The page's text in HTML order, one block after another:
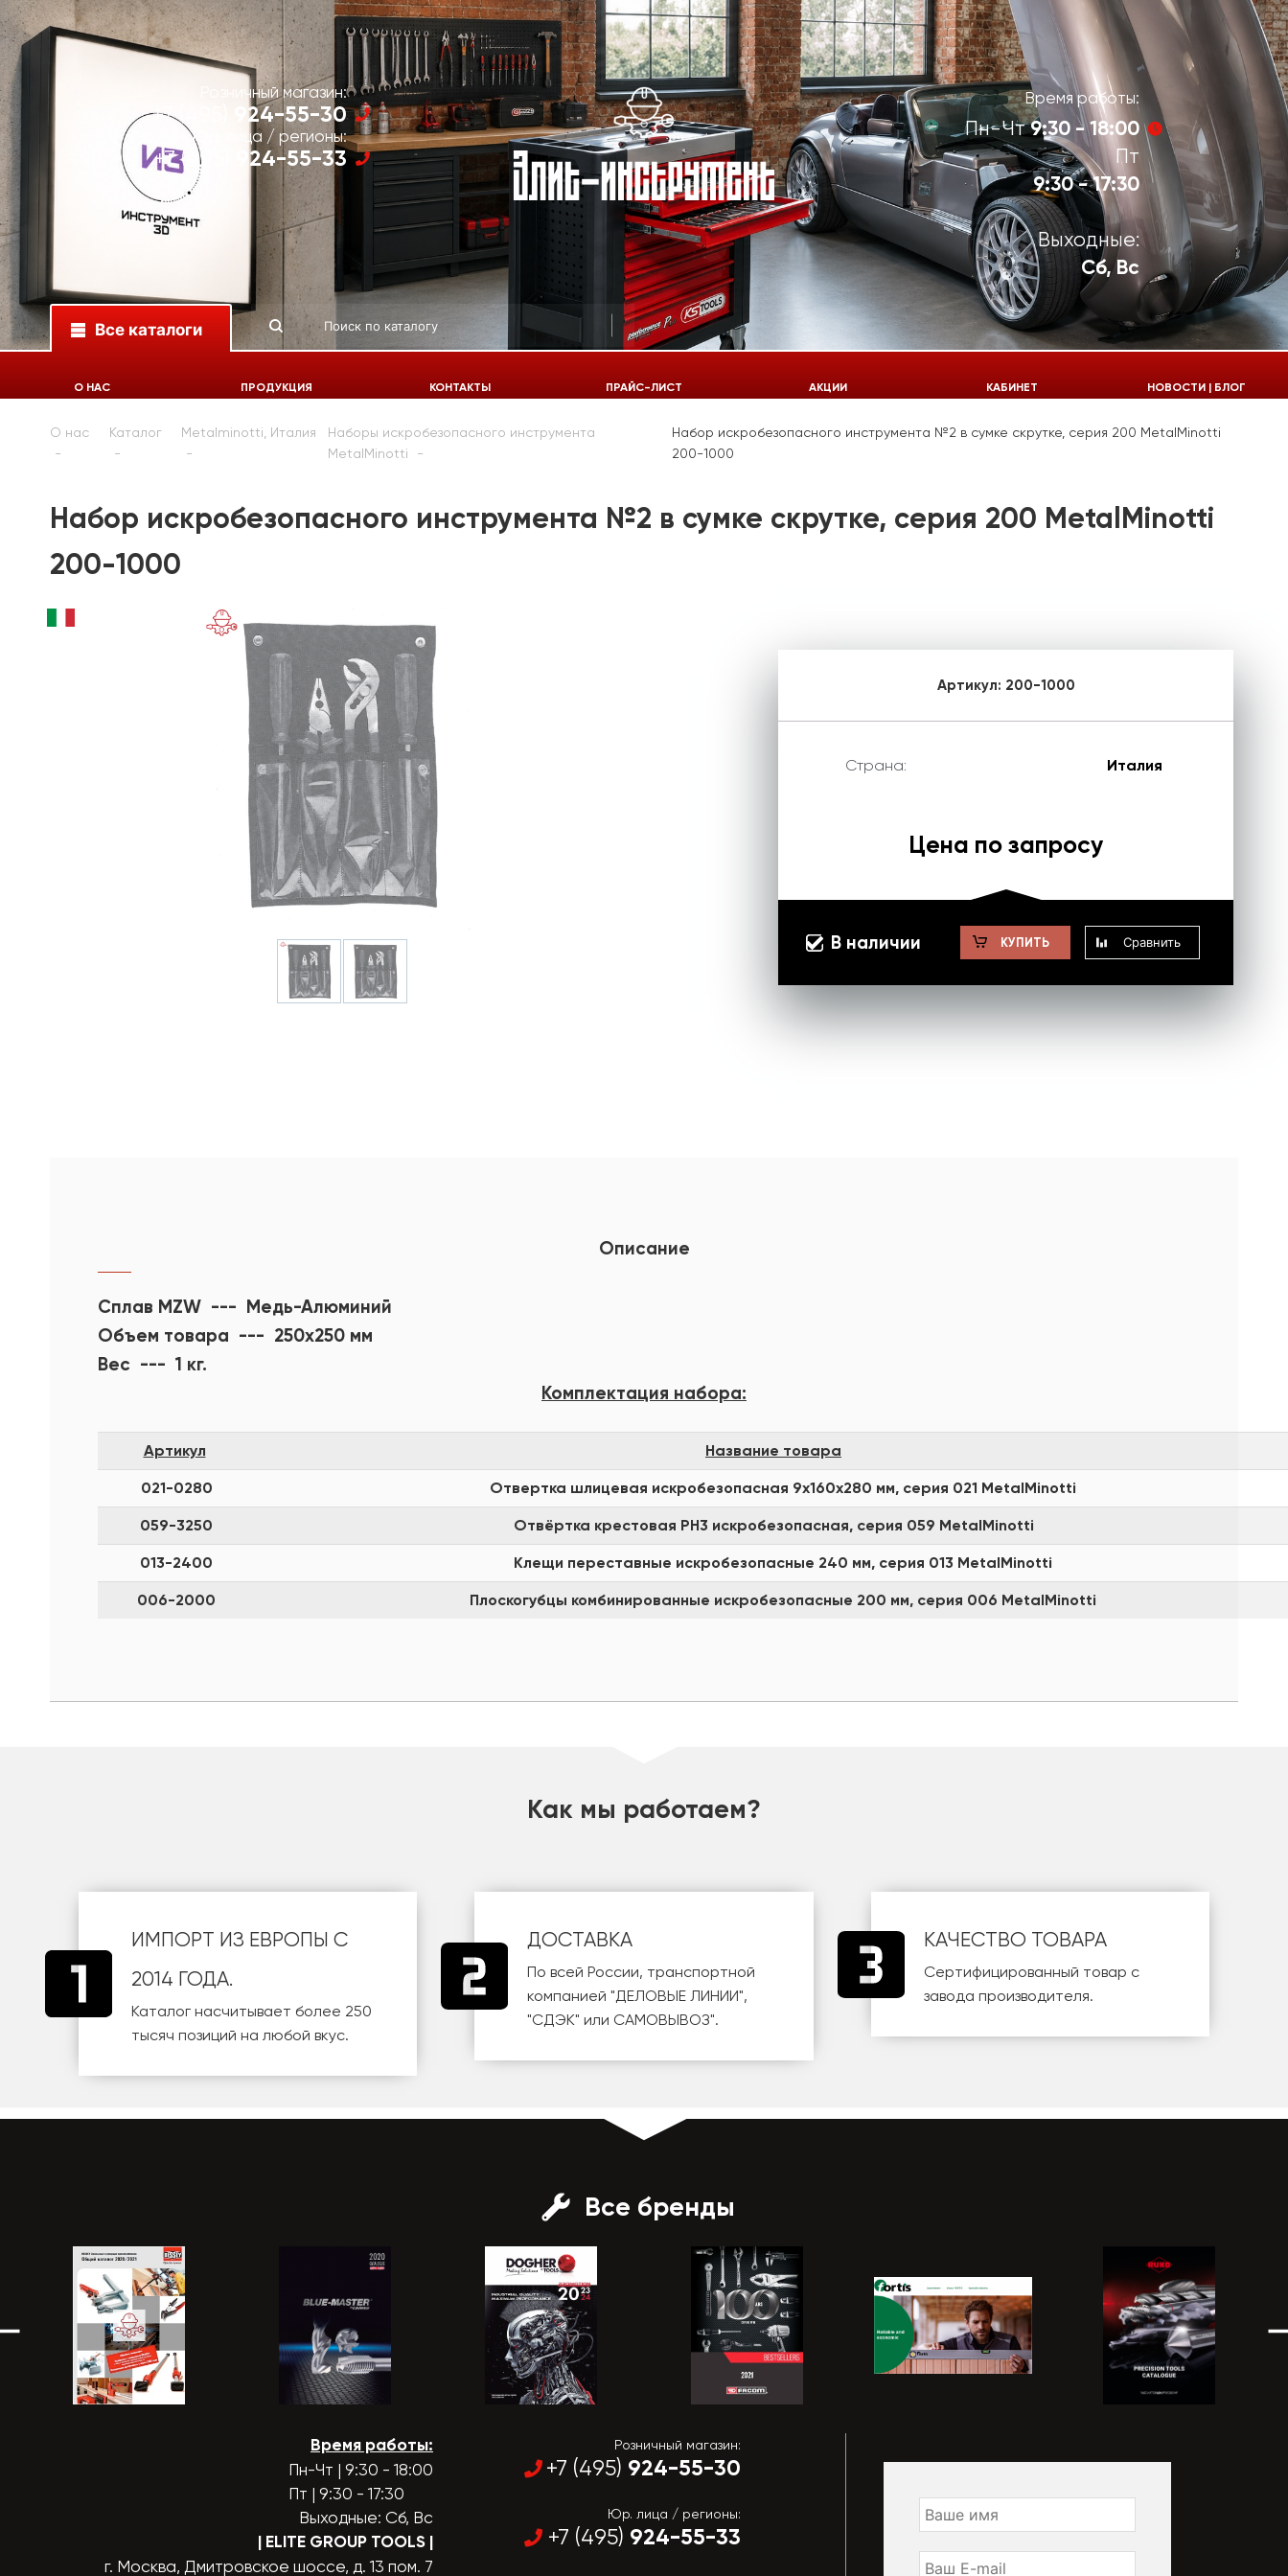
Розничный магазин:
+7 (495) 924-55-30
Юр. лица / регионы:
+7 (495) 924-55-33
Время работы:
Пн-Чт9:30 - 18:00
Пт
9:30 - 17:30
Выходные:
Сб, Вс
Все каталоги
924-55-33
О НАС ПРОДУКЦИЯ КОНТАКТЫ ПРАЙС-ЛИСТ АКЦИИ КАБИНЕТ НОВОСТИ | БЛОГ
О нас Каталог Metalminotti, Италия
Наборы искробезопасного инструмента
MetalMinotti
Набор искробезопасного инструмента №2 в сумке скрутке, серия 200 MetalMinotti
200-1000
Набор искробезопасного инструмента №2 в сумке скрутке, серия 200 MetalMinotti
200-1000
Артикул: 200-1000
Страна: Италия
Цена по запросу
В наличии КУПИТЬ Сравнить
Описание
Сплав MZW --- Медь-Алюминий
Объем товара --- 250х250 мм
Вес --- 1 кг.
Комплектация набора:
Артикул Название товара
021-0280 Отвертка шлицевая искробезопасная 9х160х280 мм, серия 021 MetalMinotti
059-3250 Отвёртка крестовая РН3 искробезопасная, серия 059 MetalMinotti
013-2400 Клещи переставные искробезопасные 240 мм, серия 013 MetalMinotti
006-2000 Плоскогубцы комбинированные искробезопасные 200 мм, серия 006 MetalMinotti
Как мы работаем?
ИМПОРТ ИЗ ЕВРОПЫ С
2014 ГОДА.
Каталог насчитывает более 250
тысяч позиций на любой вкус.
ДОСТАВКА
По всей России, транспортной
компанией"ДЕЛОВЫЕ ЛИНИИ",
"СДЭК" или САМОВЫВОЗ".
КАЧЕСТВО ТОВАРА
Сертифицированный товар с
завода производителя.
Все бренды
Время работы:
Пн-Чт | 9:30 - 18:00
Пт | 9:30 - 17:30
Выходные: Сб, Вс
| ELITE GROUP TOOLS |
г. Москва, Дмитровское шоссе, д. 13 пом. 7
Розничный магазин:
+7 (495) 924-55-30
Юр. лица / регионы:
+7 (495) 924-55-33